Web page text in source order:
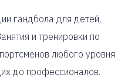
гандбола для детей,
и тренировки по
любого уровня
до профессионалов.